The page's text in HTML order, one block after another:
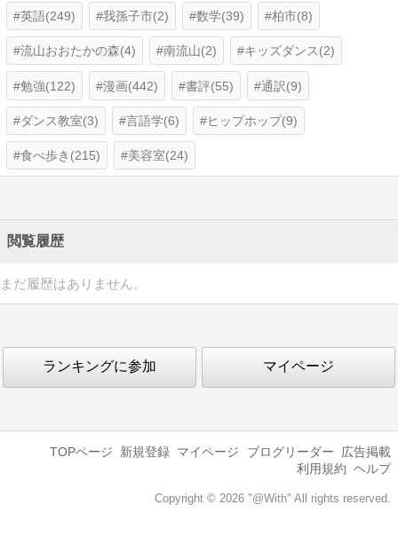
英語(249) 我孫子市(2) 数学(39) 柏市(8)
流山おおたかの森(4) 南流山(2) キッズダンス(2)
勉強(122) 漫画(442) 書評(55) 通訳(9)
ダンス教室(3) 言語学(6) ヒップホップ(9)
食べ歩き(215) 美容室(24)
閲覧履歴
まだ履歴はありません。
ランキングに参加 マイページ
TOPページ 新規登録 マイページ ブログリーダー
広告掲載
利用規約 ヘルプ
Copyright © 2026 "@With" All rights reserved.